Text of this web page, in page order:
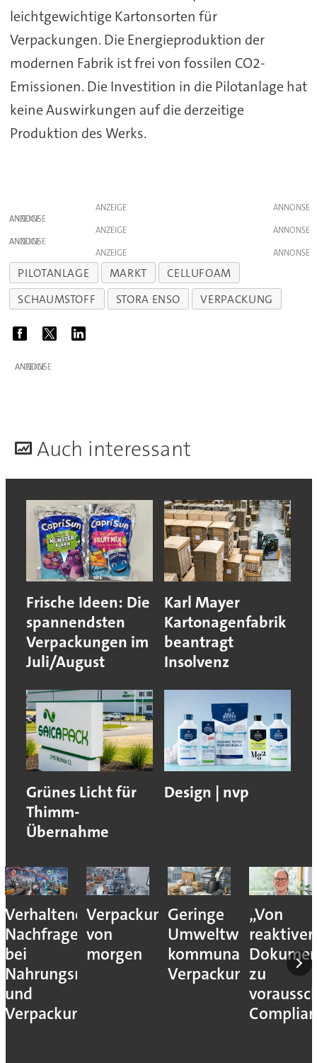
leichtgewichtige Kartonsorten für
Verpackungen. Die Energieproduktion der
modernen Fabrik ist frei von fossilen CO2-
Emissionen. Die Investition in die Pilotanlage hat
keine Auswirkungen auf die derzeitige
Produktion des Werks.
ANZEIGE
ANZEIGE
ANZEIGE
ANZEIGE
ANZEIGE
PILOTANLAGE MARKT
CELLUFOAM
SCHAUMSTOFF
STORA ENSO VERPACKUNG
ANZEIGE
Auch interessant
Frische Ideen: Die
spannendsten
Verpackungen im
Juli/August
Karl Mayer
Kartonagenfabrik
beantragt
Insolvenz
Grünes Licht für
Thimm-
Übernahme
Design | nvp
Verhaltene
Nachfrage
bei
Nahrungsmittel-
und
Verpackungsmaschinen
Verpackungslogistik
von
morgen
Geringe
Umweltwirkung
kommunaler
Verpackungssteuern
„Von
reaktiver
zu